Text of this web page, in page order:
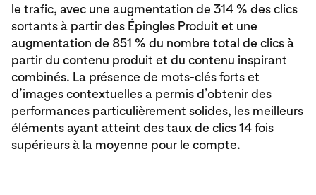
le trafic, avec une augmentation de 314 % des clics
sortants à partir des Épingles Produit et une
augmentation de 851 % du nombre total de clics à
partir du contenu produit et du contenu inspirant
combinés. La présence de mots-clés forts et
d’images contextuelles a permis d’obtenir des
performances particulièrement solides, les meilleurs
éléments ayant atteint des taux de clics 14 fois
supérieurs à la moyenne pour le compte.